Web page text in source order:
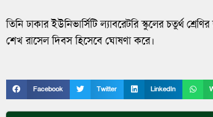
তিনি ঢাকার ইউনিভার্সিটি ল্যাবরেটরি স্কুলের চতুর্থ
শেখ রাসেল দিবস হিসেবে ঘোষণা করে।
Facebook Twitter LinkedIn